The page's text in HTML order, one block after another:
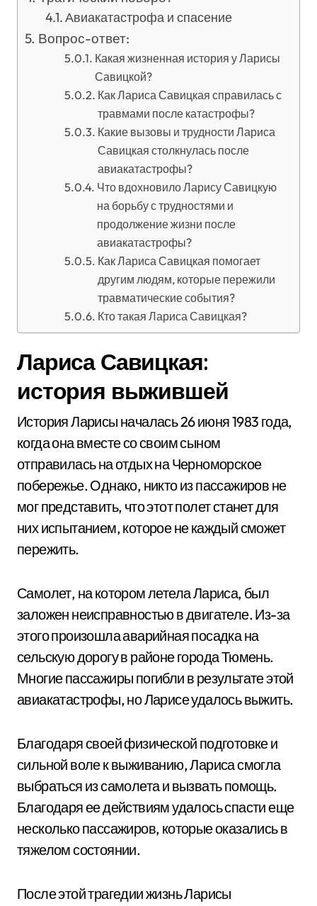
Авиакатастрофа и спасение
Вопрос-ответ:
Какая жизненная история у Ларисы
Савицкой?
Как Лариса Савицкая справилась с
травмами после катастрофы?
Какие вызовы и трудности Лариса
Савицкая столкнулась после
авиакатастрофы?
Что вдохновило Ларису Савицкую
на борьбу с трудностями и
продолжение жизни после
авиакатастрофы?
Как Лариса Савицкая помогает
другим людям, которые пережили
травматические события?
Кто такая Лариса Савицкая?
Лариса Савицкая:
история выжившей
История Ларисы началась 26 июня 1983 года,
когда она вместе со своим сыном
отправилась на отдых на Черноморское
побережье. Однако, никто из пассажиров не
мог представить, что этот полет станет для
них испытанием, которое не каждый сможет
пережить.
Самолет, на котором летела Лариса, был
заложен неисправностью в двигателе. Из-за
этого произошла аварийная посадка на
сельскую дорогу в районе города Тюмень.
Многие пассажиры погибли в результате этой
авиакатастрофы, но Ларисе удалось выжить.
Благодаря своей физической подготовке и
сильной воле к выживанию, Лариса смогла
выбраться из самолета и вызвать помощь.
Благодаря ее действиям удалось спасти еще
несколько пассажиров, которые оказались в
тяжелом состоянии.
После этой трагедии жизнь Ларисы